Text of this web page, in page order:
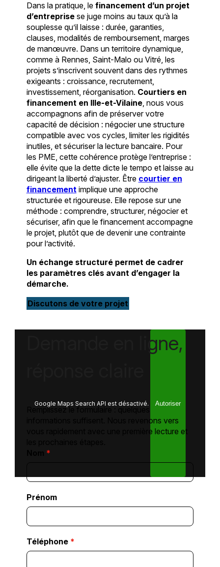
Dans la pratique, le financement d’un projet
d’entreprisese juge moins au taux qu’à la
souplesse qu’il laisse : durée, garanties,
clauses, modalités de remboursement, marges
de manœuvre. Dans un territoire dynamique,
comme à Rennes, Saint-Malo ou Vitré, les
projets s’inscrivent souvent dans des rythmes
exigeants : croissance, recrutement,
investissement, réorganisation. Courtiers en
financement en Ille-et-Vilaine, nous vous
accompagnons afin de préserver votre
capacité de décision : négocier une structure
compatible avec vos cycles, limiter les rigidités
inutiles, et sécuriser la lecture bancaire. Pour
les PME, cette cohérence protège l’entreprise :
elle évite que la dette dicte le tempo et laisse au
dirigeant la liberté d’ajuster. Être courtier en
financementimplique une approche
structurée et rigoureuse. Elle repose sur une
méthode : comprendre, structurer, négocier et
sécuriser, afin que le financement accompagne
le projet, plutôt que de devenir une contrainte
pour l’activité.
Un échange structuré permet de cadrer
les paramètres clés avant d’engager la
démarche.
Discutons de votre projet
Google Maps Search API est désactivé. Autoriser
Demande en ligne,
Remplissez le formulaire : quelques
informations suffisent. Nous revenons vers
vous rapidement avec une première lecture et
*
Prénom
Téléphone *